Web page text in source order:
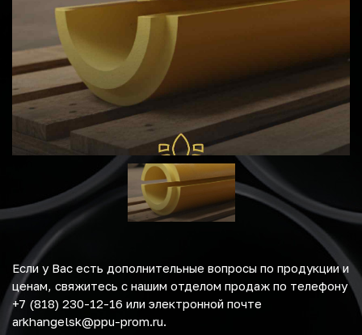
Если у Вас есть дополнительные вопросы по продукции и
ценам, свяжитесь с нашим отделом продаж по телефону
+7 (818) 230-12-16 или электронной почте
arkhangelsk@ppu-prom.ru.